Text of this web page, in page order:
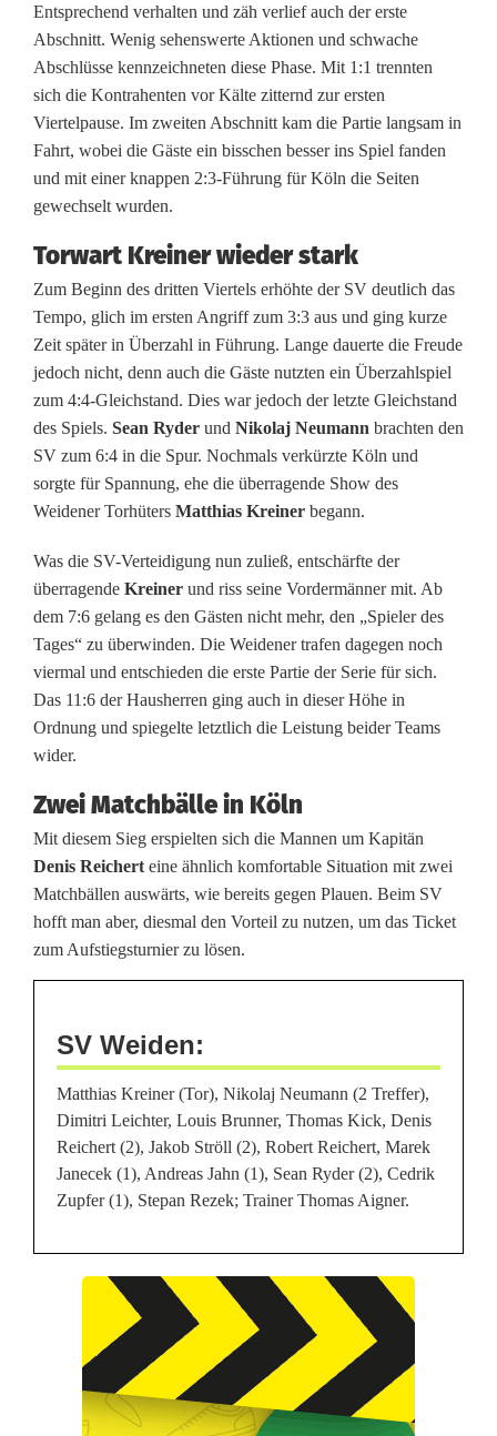
w
i
c
h
t
g
e
n
e
r
s
t
e
n
S
i
e
i
m
s
a
n
Entsprechend verhalten und zäh verlief auch der erste
Abschnitt. Wenig sehenswerte Aktionen und schwache
Abschlüsse kennzeichneten diese Phase. Mit 1:1 trennten
sich die Kontrahenten vor Kälte zitternd zur ersten
Viertelpause. Im zweiten Abschnitt kam die Partie langsam in
Fahrt, wobei die Gäste ein bisschen besser ins Spiel fanden
und mit einer knappen 2:3-Führung für Köln die Seiten
gewechselt wurden.
Torwart Kreiner wieder stark
Zum Beginn des dritten Viertels erhöhte der SV deutlich das
Tempo, glich im ersten Angriff zum 3:3 aus und ging kurze
Zeit später in Überzahl in Führung. Lange dauerte die Freude
jedoch nicht, denn auch die Gäste nutzten ein Überzahlspiel
zum 4:4-Gleichstand. Dies war jedoch der letzte Gleichstand
des Spiels. Sean Ryder und Nikolaj Neumann brachten den
SV zum 6:4 in die Spur. Nochmals verkürzte Köln und
sorgte für Spannung, ehe die überragende Show des
Weidener Torhüters Matthias Kreiner begann.
Was die SV-Verteidigung nun zuließ, entschärfte der
überragende Kreiner und riss seine Vordermänner mit. Ab
dem 7:6 gelang es den Gästen nicht mehr, den „Spieler des
Tages“ zu überwinden. Die Weidener trafen dagegen noch
viermal und entschieden die erste Partie der Serie für sich.
Das 11:6 der Hausherren ging auch in dieser Höhe in
Ordnung und spiegelte letztlich die Leistung beider Teams
wider.
Zwei Matchbälle in Köln
Mit diesem Sieg erspielten sich die Mannen um Kapitän
Denis Reichert eine ähnlich komfortable Situation mit zwei
Matchbällen auswärts, wie bereits gegen Plauen. Beim SV
hofft man aber, diesmal den Vorteil zu nutzen, um das Ticket
zum Aufstiegsturnier zu lösen.
SV Weiden:
Matthias Kreiner (Tor), Nikolaj Neumann (2 Treffer),
Dimitri Leichter, Louis Brunner, Thomas Kick, Denis
Reichert (2), Jakob Ströll (2), Robert Reichert, Marek
Janecek (1), Andreas Jahn (1), Sean Ryder (2), Cedrik
Zupfer (1), Stepan Rezek; Trainer Thomas Aigner.